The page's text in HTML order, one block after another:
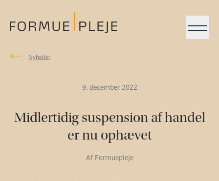
Menu
Nyheder
9. december 2022
Midlertidig suspension af handel
er nu ophævet
Af Formuepleje